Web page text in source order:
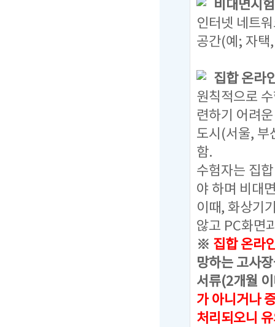
비대면시
인터넷 네트
공간(예; 자택
집합 온라
원칙적으로
련하기 어려
도시(서울, 부
함.
수험자는 집
야 하며 비대
이때, 화상기
않고 PC화면
※ 집합 온라
망하는 고사
서류(2개월
가 아니거나
처리되오니